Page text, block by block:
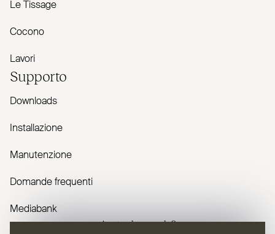
Le Tissage
Cocono
Lavori
Supporto
Downloads
Installazione
Manutenzione
Domande frequenti
Mediabank
Avete domande?